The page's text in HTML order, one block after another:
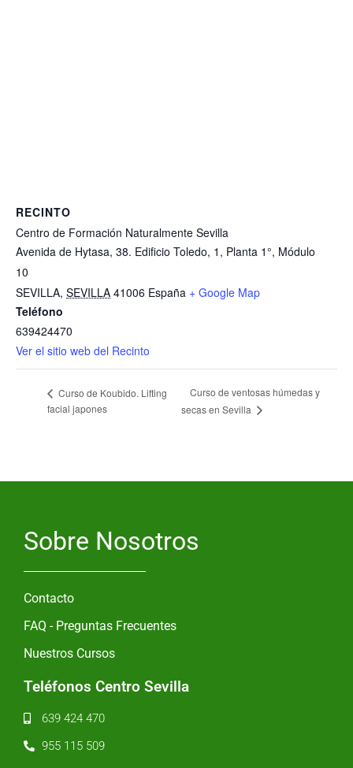
RECINTO
Centro de Formación Naturalmente Sevilla
Avenida de Hytasa, 38. Edificio Toledo, 1, Planta 1°, Módulo
10
SEVILLA, SEVILLA 41006 España + Google Map
Teléfono
639424470
Ver el sitio web del Recinto
Curso de Koubido. Lifting
facial japones
Curso de ventosas húmedas y
secas en Sevilla
Sobre Nosotros
Contacto
FAQ - Preguntas Frecuentes
Nuestros Cursos
Teléfonos Centro Sevilla
639 424 470
955 115 509